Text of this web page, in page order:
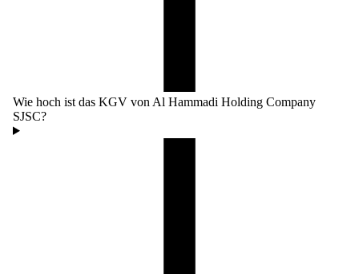
Wie hoch ist das KGV von Al Hammadi Holding Company
SJSC?